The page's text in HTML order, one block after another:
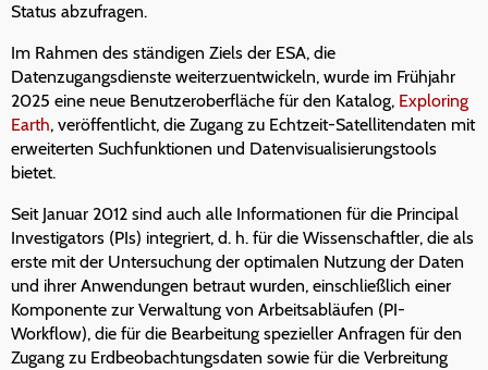
Status abzufragen.
Im Rahmen des ständigen Ziels der ESA, die
Datenzugangsdienste weiterzuentwickeln, wurde im Frühjahr
2025 eine neue Benutzeroberfläche für den Katalog, Exploring
Earth, veröffentlicht, die Zugang zu Echtzeit-Satellitendaten mit
erweiterten Suchfunktionen und Datenvisualisierungstools
bietet.
Seit Januar 2012 sind auch alle Informationen für die Principal
Investigators (PIs) integriert, d. h. für die Wissenschaftler, die als
erste mit der Untersuchung der optimalen Nutzung der Daten
und ihrer Anwendungen betraut wurden, einschließlich einer
Komponente zur Verwaltung von Arbeitsabläufen (PI-
Workflow), die für die Bearbeitung spezieller Anfragen für den
Zugang zu Erdbeobachtungsdaten sowie für die Verbreitung